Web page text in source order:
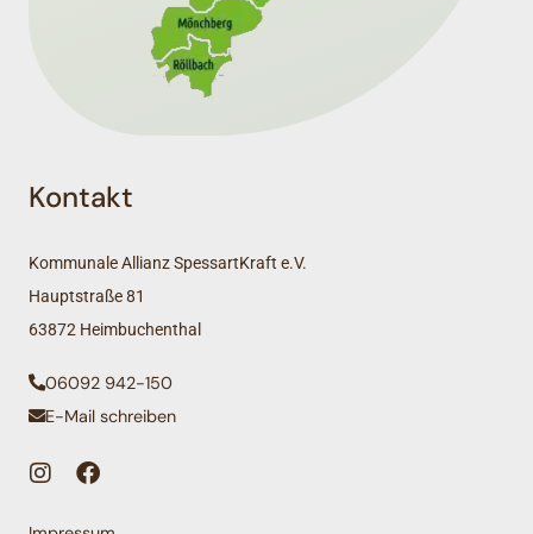
Kontakt
Kommunale Allianz SpessartKraft e.V.
Hauptstraße 81
63872 Heimbuchenthal
06092 942-150
E-Mail schreiben